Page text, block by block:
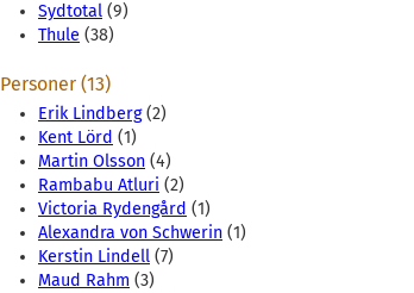
Sydtotal (9)
Thule (38)
Personer (13)
Erik Lindberg(2)
Kent Lörd (1)
Martin Olsson (4)
Rambabu Atluri (2)
Victoria Rydengård (1)
Alexandra von Schwerin (1)
Kerstin Lindell (7)
Maud Rahm (3)